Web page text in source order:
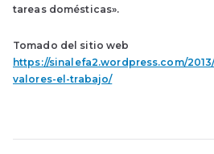
tareas domésticas».
Tomado del sitio web
https://sinalefa2.wordpress.com/
valores-el-trabajo/